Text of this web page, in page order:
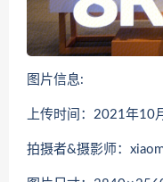
图片信息:
上传时间：2021年10
拍摄者&摄影师：